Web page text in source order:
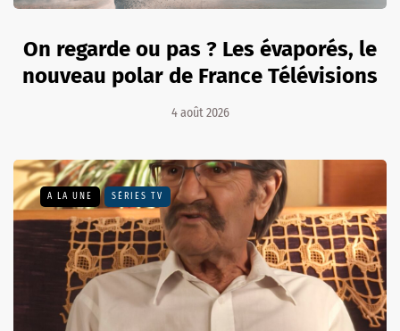
On regarde ou pas ? Les évaporés, le
nouveau polar de France Télévisions
4 août 2026
A LA UNE SÉRIES TV